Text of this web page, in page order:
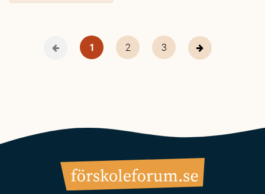
PaginationFöregåendeNuvarande
sida
1 Page
2 Page
3
Nästa
sida